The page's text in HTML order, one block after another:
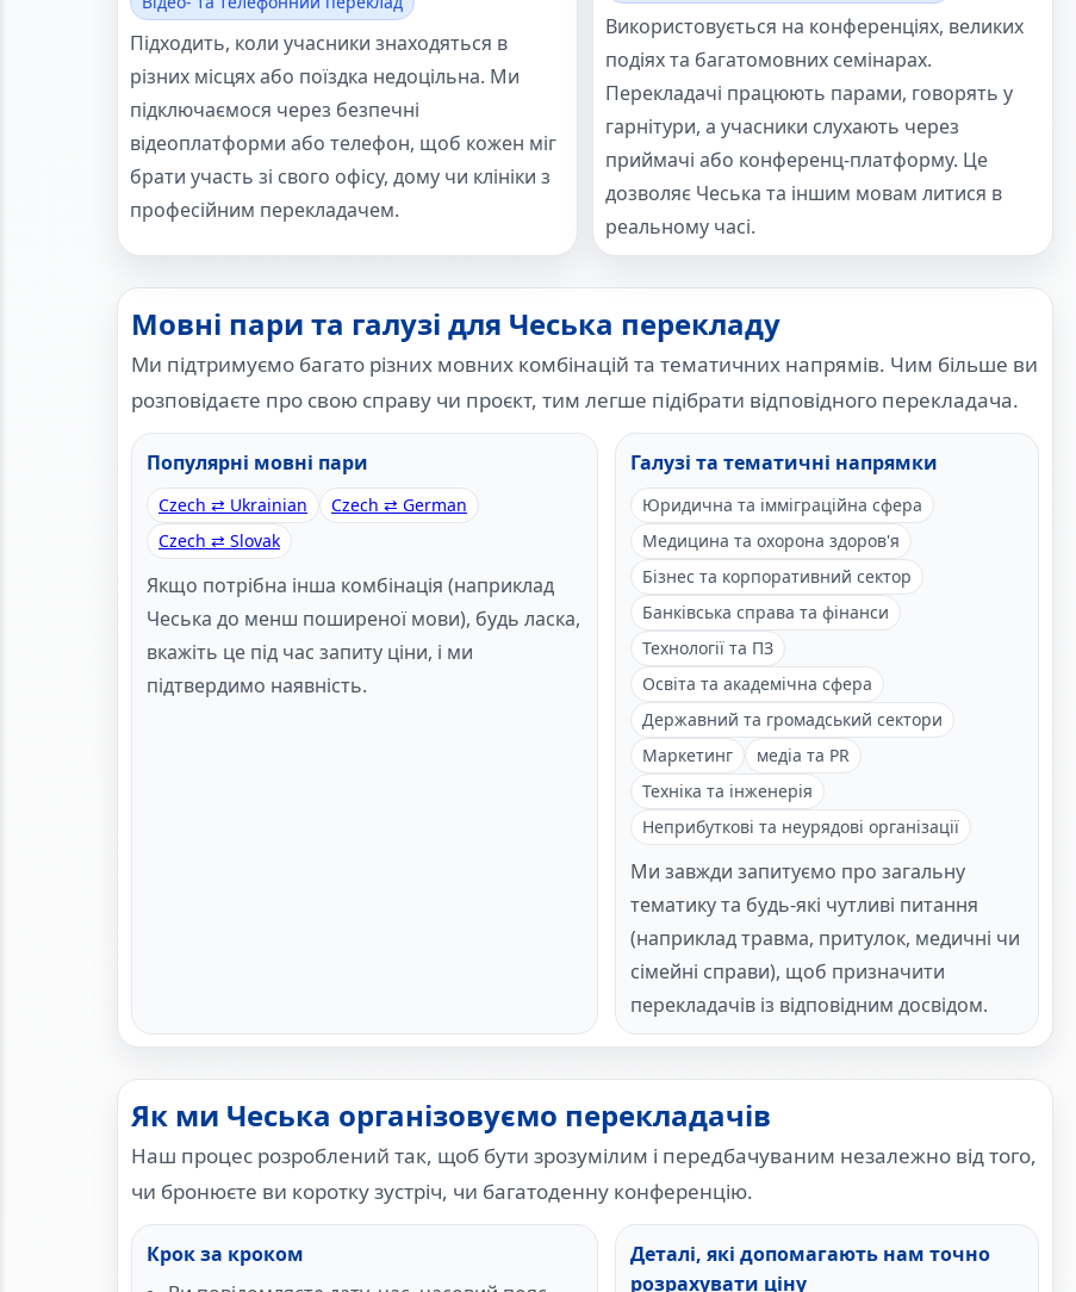
Підходить, коли учасники знаходяться в
різних місцях або поїздка недоцільна. Ми
підключаємося через безпечні
відеоплатформи або телефон, щоб кожен міг
брати участь зі свого офісу, дому чи клініки з
професійним перекладачем.
Використовується на конференціях, великих
подіях та багатомовних семінарах.
Перекладачі працюють парами, говорять у
гарнітури, а учасники слухають через
приймачі або конференц-платформу. Це
дозволяє Чеська та іншим мовам литися в
реальному часі.
Мовні пари та галузі для Чеська перекладу
Ми підтримуємо багато різних мовних комбінацій та тематичних напрямів. Чим більше ви
розповідаєте про свою справу чи проєкт, тим легше підібрати відповідного перекладача.
Популярні мовні пари
Czech ⇄ Ukrainian
Czech ⇄ German
Czech ⇄ Slovak
Якщо потрібна інша комбінація (наприклад
Чеська до менш поширеної мови), будь ласка,
вкажіть це під час запиту ціни, і ми
підтвердимо наявність.
Галузі та тематичні напрямки
Юридична та імміграційна сфера
Медицина та охорона здоров'я
Бізнес та корпоративний сектор
Банківська справа та фінанси
Технології та ПЗ
Освіта та академічна сфера
Державний та громадський сектори
Маркетинг
медіа та PR
Техніка та інженерія
Неприбуткові та неурядові організації
Ми завжди запитуємо про загальну
тематику та будь-які чутливі питання
(наприклад травма, притулок, медичні чи
сімейні справи), щоб призначити
перекладачів із відповідним досвідом.
Як ми Чеська організовуємо перекладачів
Наш процес розроблений так, щоб бути зрозумілим і передбачуваним незалежно від того,
чи бронюєте ви коротку зустріч, чи багатоденну конференцію.
Крок за кроком
Деталі, які допомагають нам точно
розрахувати ціну